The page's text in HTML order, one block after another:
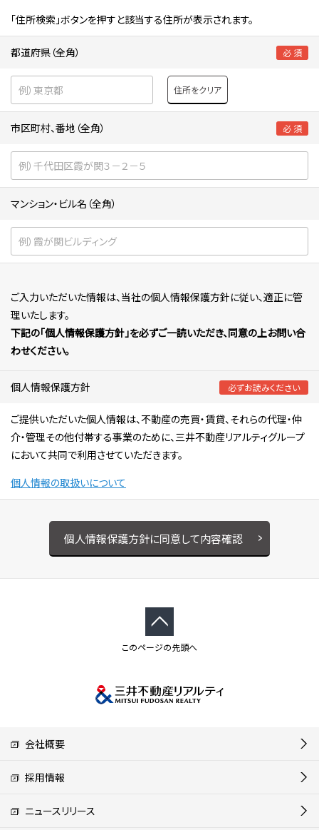
「住所検索」ボタンを押すと該当する住所が表示されます。
都道府県（全角） 必 須
住所をクリア
市区町村、番地（全角） 必 須
マンション・ビル名（全角）
ご入力いただいた情報は、当社の個人情報保護方針に従い、適正に管
理いたします。
下記の「個人情報保護方針」を必ずご一読いただき、同意の上お問い合
わせください。
個人情報保護方針 必ずお読みください
ご提供いただいた個人情報は、不動産の売買・賃貸、それらの代理・仲
介・管理その他付帯する事業のために、三井不動産リアルティグループ
において共同で利用させていただきます。
個人情報の取扱いについて
個人情報保護方針に同意して内容確認
このページの先頭へ
会社概要
採用情報
ニュースリリース